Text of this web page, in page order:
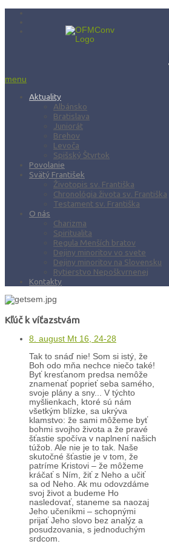
menu
Aktuality
Albánsko
Bratislava
Juniorát
Brehov
Levoča
Spišský Štvrtok
Povolanie
Svätý František
Životopis sv. Františka
Chronológia života sv. Františka
Testament sv. Františka
O nás
Charizma
Spiritualita
Regula Menších bratov
Dejiny minoritov vo svete
Dejiny minoritov na Slovensku
Rytierstvo Nepoškvrnenej
Kontakty
Kľúč k víťazstvám
8. august Mt 16, 24-28
Tak to snáď nie! Som si istý, že
Boh odo mňa nechce niečo také!
Byť kresťanom predsa nemôže
znamenať poprieť seba samého,
svoje plány a sny... V týchto
myšlienkach, ktoré sú nám
všetkým blízke, sa ukrýva
klamstvo: že sami môžeme byť
bohmi svojho života a že pravé
šťastie spočíva v naplnení našich
túžob. Ale nie je to tak. Naše
skutočné šťastie je v tom, že
patríme Kristovi – že môžeme
kráčať s Ním, žiť z Neho a učiť
sa od Neho. Ak mu odovzdáme
svoj život a budeme Ho
nasledovať, staneme sa naozaj
Jeho učeníkmi – schopnými
prijať Jeho slovo bez analýz a
posudzovania, s jednoduchým
srdcom.